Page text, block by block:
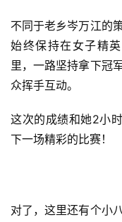
不同于老乡岑万江的
始终保持在女子精
里，一路坚持拿下冠
众挥手互动。
这次的成绩和她2小
下一场精彩的比赛！
对了，这里还有个小